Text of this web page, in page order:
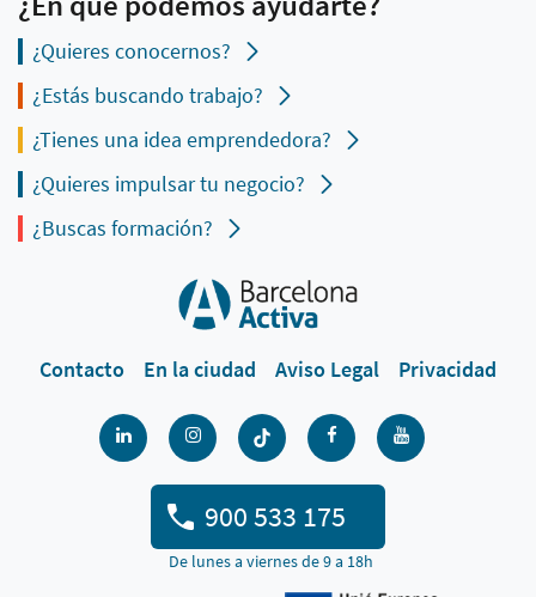
¿Quieres conocernos?
¿Estás buscando trabajo?
¿Tienes una idea emprendedora?
¿Quieres impulsar tu negocio?
¿Buscas formación?
Contacto En la ciudad Aviso Legal Privacidad
900 533 175
De lunes a viernes de 9 a 18h